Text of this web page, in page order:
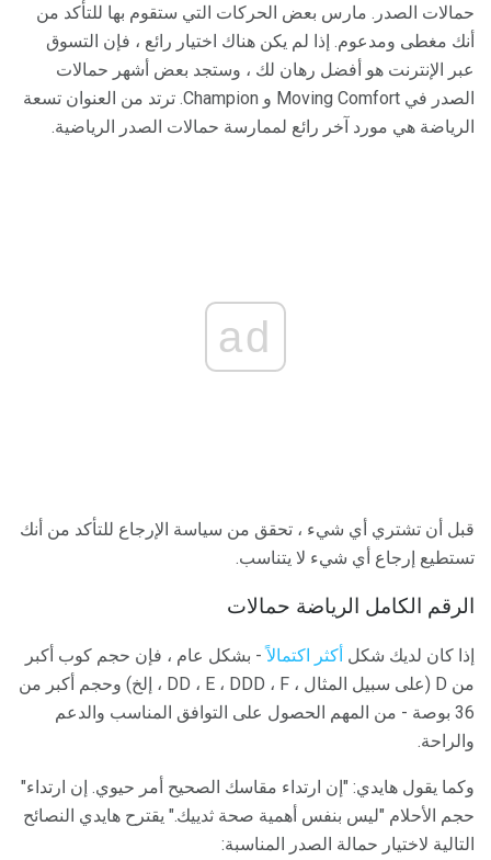
حمالات الصدر. مارس بعض الحركات التي ستقوم بها للتأكد من
أنك مغطى ومدعوم. إذا لم يكن هناك اختيار رائع ، فإن التسوق
عبر الإنترنت هو أفضل رهان لك ، وستجد بعض أشهر حمالات
الصدر في Moving Comfort و Champion. ترتد من العنوان تسعة
الرياضة هي مورد آخر رائع لممارسة حمالات الصدر الرياضية.
ad
قبل أن تشتري أي شيء ، تحقق من سياسة الإرجاع للتأكد من أنك
تستطيع إرجاع أي شيء لا يتناسب.
الرقم الكامل الرياضة حمالات
إذا كان لديك شكل أكثر اكتمالاً- بشكل عام ، فإن حجم كوب أكبر
من D (على سبيل المثال ، DD ، E ، DDD ، F ، إلخ) وحجم أكبر من
36 بوصة - من المهم الحصول على التوافق المناسب والدعم
والراحة.
وكما يقول هايدي: "إن ارتداء مقاسك الصحيح أمر حيوي. إن ارتداء"
حجم الأحلام "ليس بنفس أهمية صحة ثدييك." يقترح هايدي النصائح
التالية لاختيار حمالة الصدر المناسبة: